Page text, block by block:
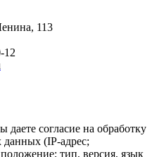
113
12
даете согласие на обработку
данных (IP-адрес;
тип, версия, язык